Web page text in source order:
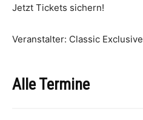
Jetzt Tickets sichern!
Veranstalter: Classic Exclusive
Alle Termine